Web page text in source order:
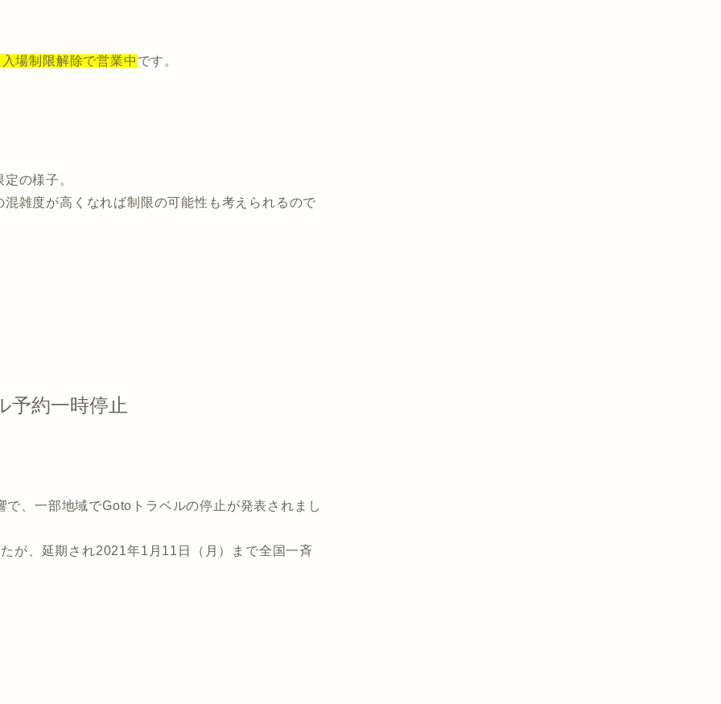
場制限解除で営業中 です。
の様子。
雑度が高くなれば制限の可能性も考えられるので
予約一時停止
、一部地域でGotoトラベルの停止が発表されまし
が、延期され2021年1月11日（月）まで全国一斉